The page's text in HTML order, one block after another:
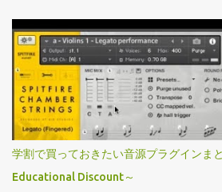
環境というのは十二分に揃っているので
はあるのですが、久しぶりに触った
ろしく、改善して以降ソフトシンセの割
ぁと思い始めている所でございます。
確認したいこと そのUSBケーブル、大丈
ップはこれでした。やったら安いor太古
らレイテンシが恐ろしい事になりました
１００均で購入した（恐らく中学生時代
っていたら、16分音符ぐらいズレていま
にはこの上ない性能を各社出しています
考えられない） なので安心してエント
思います。ではレビューに参ります。 概
ストンプが連結された筐体をイメージさ
ですね。3フットスイッチ、そしてその
トスイッチが三つあります。 上のFS1~3
ソロボタン等々、下でパッチの切り替え
じ。 一個一個のエフェクトに対して1~4
いますね。 4つで足りない類のエフェク
学割で買っておきたい音源プラグインま
Educational Discount～